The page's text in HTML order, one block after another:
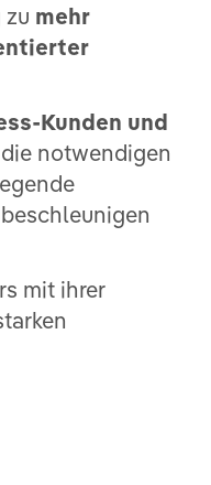
mehr
Kunden und
notwendigen
mit ihrer